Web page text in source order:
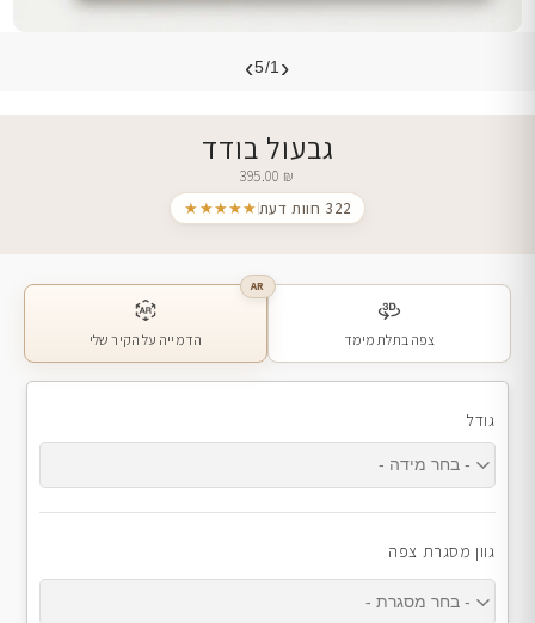
‹
5/1
›
גבעול בודד
395.00 ₪
★★★★★
322 חוות דעת
צפה בתלת מימד
AR
הדמייה על הקיר שלי
גודל
גוון מסגרת צפה